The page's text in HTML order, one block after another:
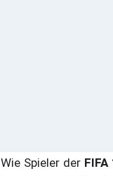
Wie Spieler der FIFA